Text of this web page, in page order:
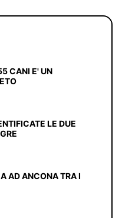
CANI E' UN
LE DUE
AD ANCONA TRA I